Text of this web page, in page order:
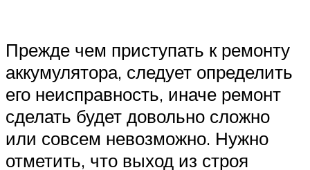
Прежде чем приступать к ремонту
аккумулятора, следует определить
его неисправность, иначе ремонт
сделать будет довольно сложно
или совсем невозможно. Нужно
отметить, что выход из строя